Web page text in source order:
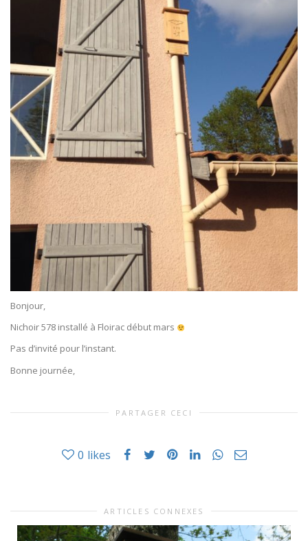
Bonjour,
Nichoir 578 installé à Floirac début mars
Pas d’invité pour l’instant.
Bonne journée,
PARTAGER CECI
0 likes
ARTICLES CONNEXES